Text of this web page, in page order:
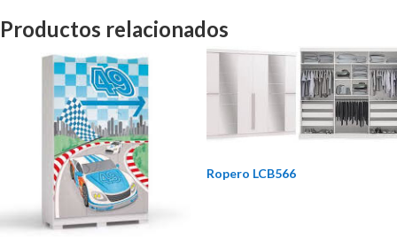
Productos relacionados
Ropero LCB566